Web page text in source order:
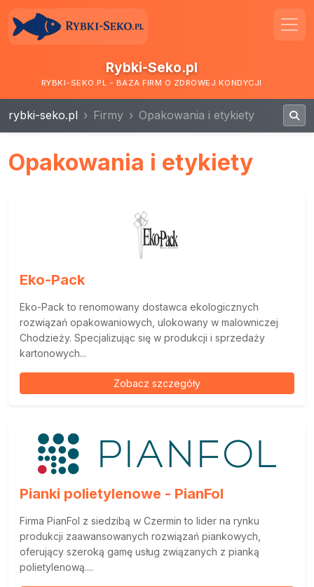
Rybki-Seko.pl
RYBKI-SEKO.PL - BAZA FIRM O ZDROWEJ KONDYCJI
rybki-seko.pl Firmy Opakowania i etykiety
Opakowania i etykiety
Eko-Pack
Eko-Pack to renomowany dostawca ekologicznych
rozwiązań opakowaniowych, ulokowany w malowniczej
Chodzieży. Specjalizując się w produkcji i sprzedaży
kartonowych...
Zobacz szczegóły
Pianki polietylenowe - PianFol
Firma PianFol z siedzibą w Czermin to lider na rynku
produkcji zaawansowanych rozwiązań piankowych,
oferujący szeroką gamę usług związanych z pianką
polietylenową....